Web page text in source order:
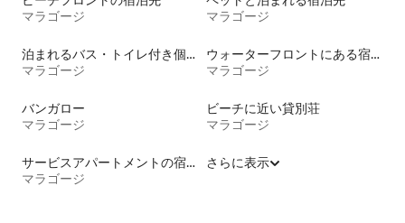
マラゴージ
マラゴージ
泊まれるバス・トイレ付き個室
マラゴージ
ウォーターフロントにある宿泊施設
マラゴージ
バンガロー
マラゴージ
ビーチに近い貸別荘
マラゴージ
サービスアパートメントの宿泊施設
マラゴージ
さらに表示